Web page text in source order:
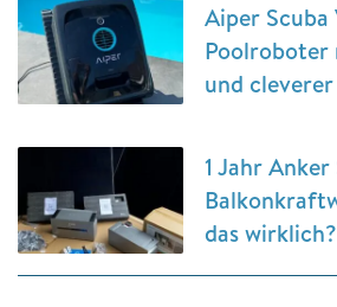
Aiper Scuba
Poolroboter
und
1 Jahr Anker
das wirklich?